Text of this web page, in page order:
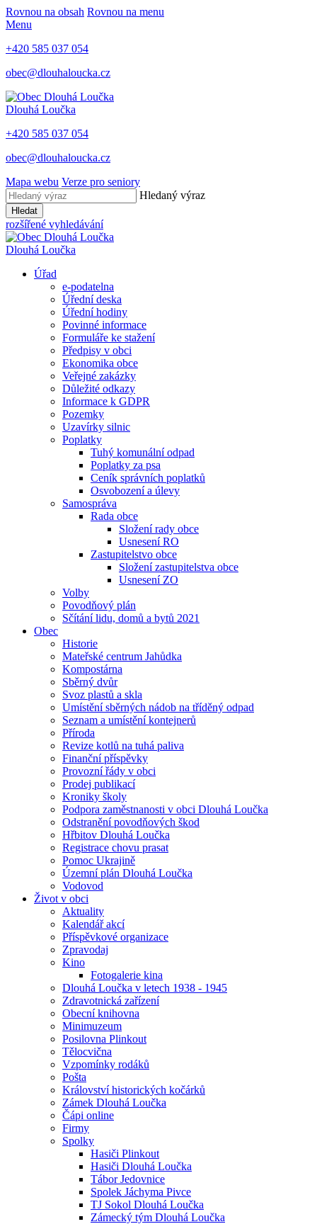
Rovnou na obsah Rovnou na menu
Menu
+420 585 037 054
obec@dlouhaloucka.cz
Dlouhá Loučka
+420 585 037 054
obec@dlouhaloucka.cz
Mapa webu Verze pro seniory
Hledaný výraz
Hledat
rozšířené vyhledávání
Dlouhá Loučka
Úřad
e-podatelna
Úřední deska
Úřední hodiny
Povinné informace
Formuláře ke stažení
Předpisy v obci
Ekonomika obce
Veřejné zakázky
Důležité odkazy
Informace k GDPR
Pozemky
Uzavírky silnic
Poplatky
Tuhý komunální odpad
Poplatky za psa
Ceník správních poplatků
Osvobození a úlevy
Samospráva
Rada obce
Složení rady obce
Usnesení RO
Zastupitelstvo obce
Složení zastupitelstva obce
Usnesení ZO
Volby
Povodňový plán
Sčítání lidu, domů a bytů 2021
Obec
Historie
Mateřské centrum Jahůdka
Kompostárna
Sběrný dvůr
Svoz plastů a skla
Umístění sběrných nádob na tříděný odpad
Seznam a umístění kontejnerů
Příroda
Revize kotlů na tuhá paliva
Finanční příspěvky
Provozní řády v obci
Prodej publikací
Kroniky školy
Podpora zaměstnanosti v obci Dlouhá Loučka
Odstranění povodňových škod
Hřbitov Dlouhá Loučka
Registrace chovu prasat
Pomoc Ukrajině
Územní plán Dlouhá Loučka
Vodovod
Život v obci
Aktuality
Kalendář akcí
Příspěvkové organizace
Zpravodaj
Kino
Fotogalerie kina
Dlouhá Loučka v letech 1938 - 1945
Zdravotnická zařízení
Obecní knihovna
Minimuzeum
Posilovna Plinkout
Tělocvična
Vzpomínky rodáků
Pošta
Království historických kočárků
Zámek Dlouhá Loučka
Čápi online
Firmy
Spolky
Hasiči Plinkout
Hasiči Dlouhá Loučka
Tábor Jedovnice
Spolek Jáchyma Pivce
TJ Sokol Dlouhá Loučka
Zámecký tým Dlouhá Loučka